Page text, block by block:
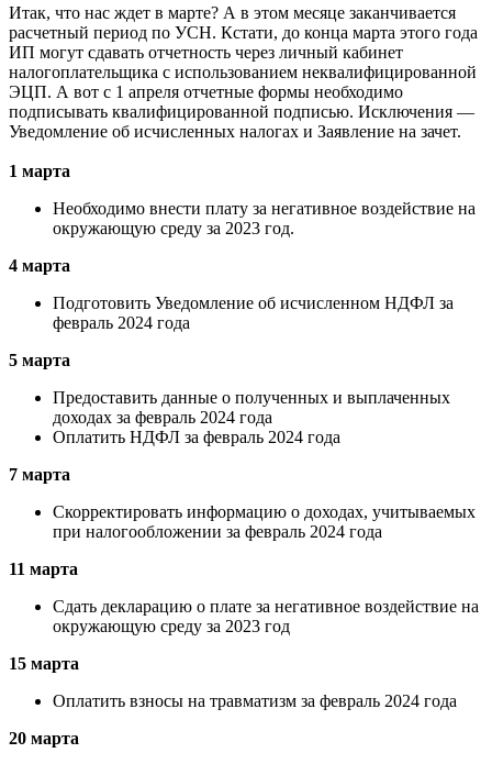
Итак, что нас ждет в марте? А в этом месяце заканчивается
расчетный период по УСН. Кстати, до конца марта этого года
ИП могут сдавать отчетность через личный кабинет
налогоплательщика с использованием неквалифицированной
ЭЦП. А вот с 1 апреля отчетные формы необходимо
подписывать квалифицированной подписью. Исключения —
Уведомление об исчисленных налогах и Заявление на зачет.
1 марта
Необходимо внести плату за негативное воздействие на
окружающую среду за 2023 год.
4 марта
Подготовить Уведомление об исчисленном НДФЛ за
февраль 2024 года
5 марта
Предоставить данные о полученных и выплаченных
доходах за февраль 2024 года
Оплатить НДФЛ за февраль 2024 года
7 марта
Скорректировать информацию о доходах, учитываемых
при налогообложении за февраль 2024 года
11 марта
Сдать декларацию о плате за негативное воздействие на
окружающую среду за 2023 год
15 марта
Оплатить взносы на травматизм за февраль 2024 года
20 марта